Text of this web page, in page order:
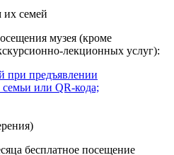
семей
музея (кроме
лекционных услуг):
при предъявлении
или QR-кода;
бесплатное посещение